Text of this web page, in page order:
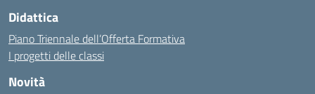
Didattica
Piano Triennale dell’Offerta Formativa
I progetti delle classi
Novità